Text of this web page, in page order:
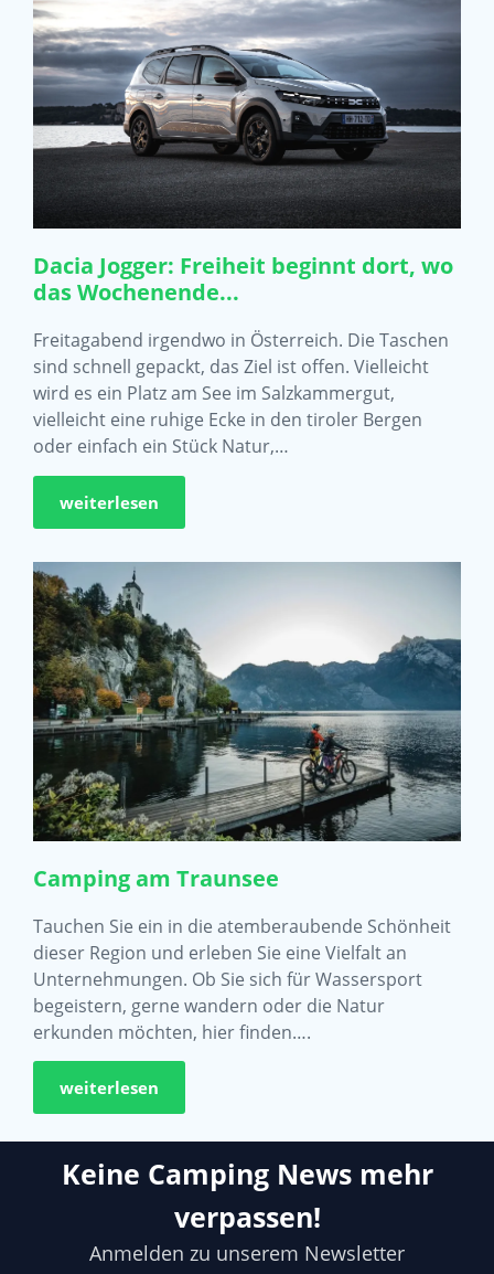
Dacia Jogger: Freiheit beginnt dort, wo
das Wochenende...
Freitagabend irgendwo in Österreich. Die Taschen
sind schnell gepackt, das Ziel ist offen. Vielleicht
wird es ein Platz am See im Salzkammergut,
vielleicht eine ruhige Ecke in den tiroler Bergen
oder einfach ein Stück Natur,…
weiterlesen
Camping am Traunsee
Tauchen Sie ein in die atemberaubende Schönheit
dieser Region und erleben Sie eine Vielfalt an
Unternehmungen. Ob Sie sich für Wassersport
begeistern, gerne wandern oder die Natur
erkunden möchten, hier finden….
weiterlesen
Keine Camping News mehr
verpassen!
Anmelden zu unserem Newsletter